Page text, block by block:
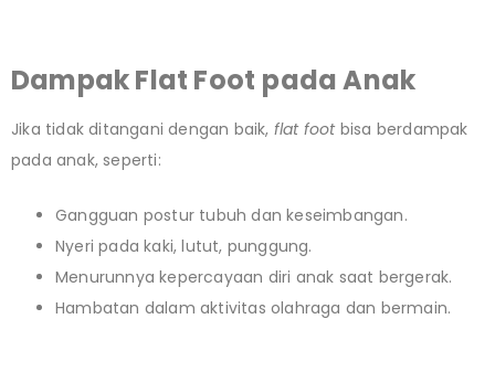
Dampak Flat Foot pada Anak
Jika tidak ditangani dengan baik, flat foot bisa berdampak
pada anak, seperti:
Gangguan postur tubuh dan keseimbangan.
Nyeri pada kaki, lutut, punggung.
Menurunnya kepercayaan diri anak saat bergerak.
Hambatan dalam aktivitas olahraga dan bermain.